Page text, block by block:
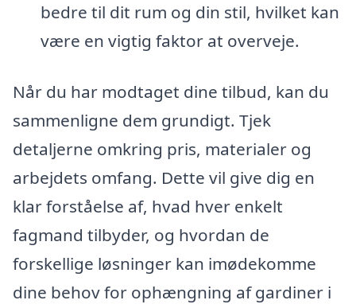
bedre til dit rum og din stil, hvilket kan
være en vigtig faktor at overveje.
Når du har modtaget dine tilbud, kan du
sammenligne dem grundigt. Tjek
detaljerne omkring pris, materialer og
arbejdets omfang. Dette vil give dig en
klar forståelse af, hvad hver enkelt
fagmand tilbyder, og hvordan de
forskellige løsninger kan imødekomme
dine behov for ophængning af gardiner i